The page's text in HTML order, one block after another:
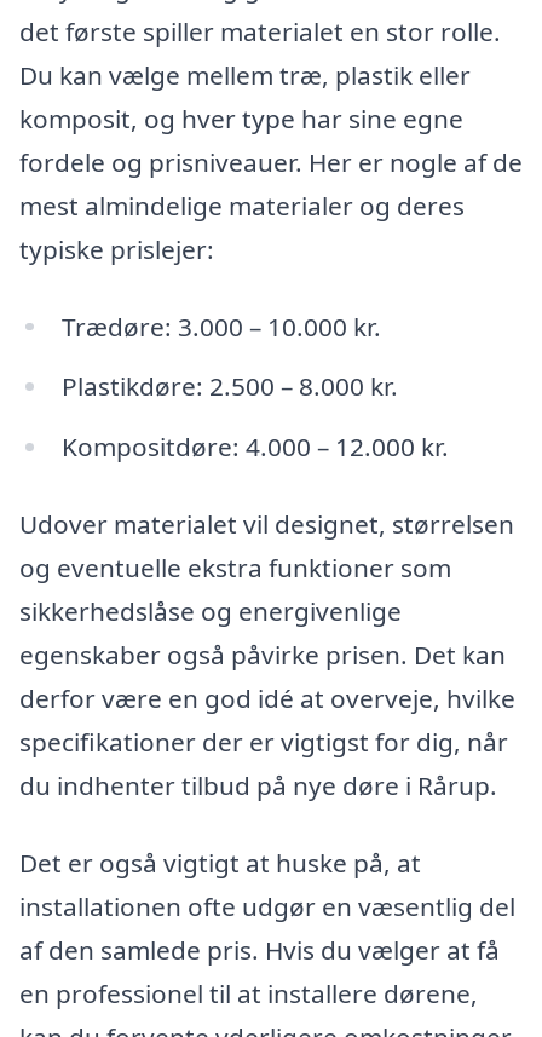
det første spiller materialet en stor rolle.
Du kan vælge mellem træ, plastik eller
komposit, og hver type har sine egne
fordele og prisniveauer. Her er nogle af de
mest almindelige materialer og deres
typiske prislejer:
Trædøre: 3.000 – 10.000 kr.
Plastikdøre: 2.500 – 8.000 kr.
Kompositdøre: 4.000 – 12.000 kr.
Udover materialet vil designet, størrelsen
og eventuelle ekstra funktioner som
sikkerhedslåse og energivenlige
egenskaber også påvirke prisen. Det kan
derfor være en god idé at overveje, hvilke
specifikationer der er vigtigst for dig, når
du indhenter tilbud på nye døre i Rårup.
Det er også vigtigt at huske på, at
installationen ofte udgør en væsentlig del
af den samlede pris. Hvis du vælger at få
en professionel til at installere dørene,